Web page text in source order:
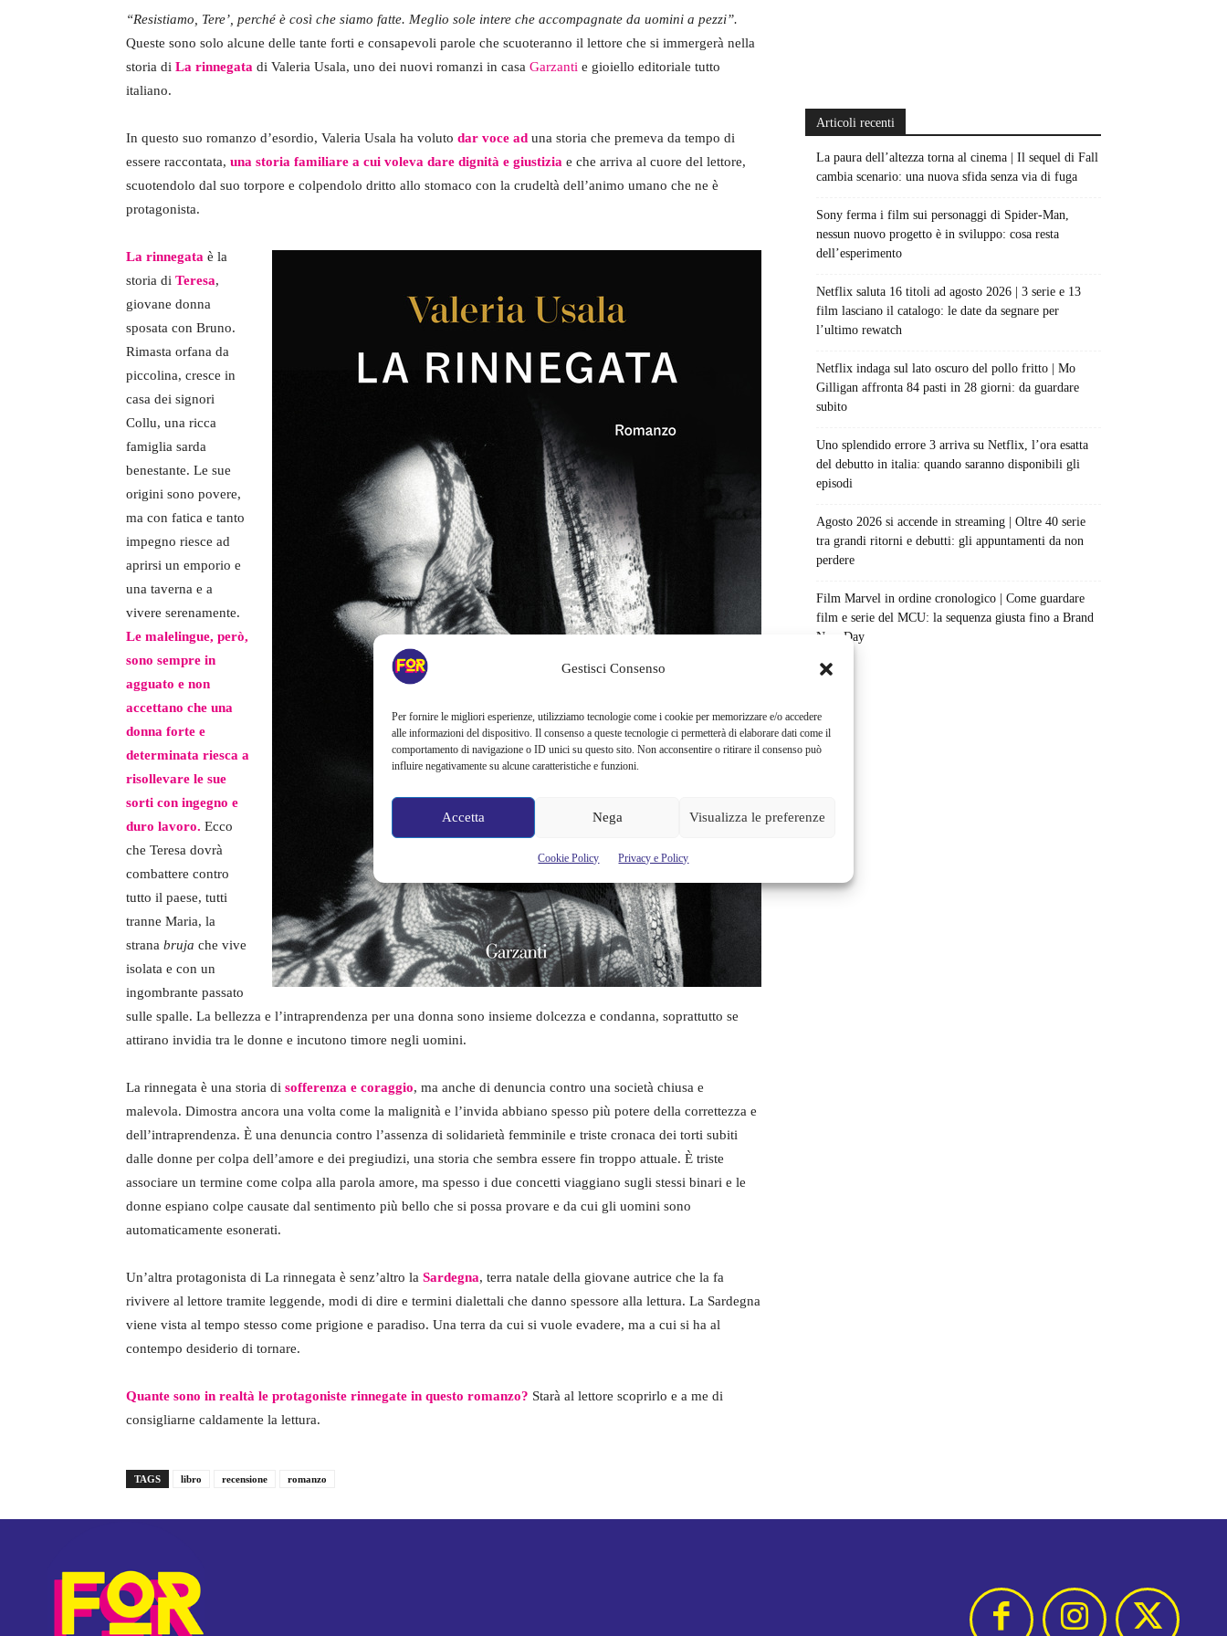
Gestisci Consenso
Per fornire le migliori esperienze, utilizziamo tecnologie come i cookie per memorizzare e/o accedere
alle informazioni del dispositivo. Il consenso a queste tecnologie ci permetterà di elaborare dati come il
comportamento di navigazione o ID unici su questo sito. Non acconsentire o ritirare il consenso può
influire negativamente su alcune caratteristiche e funzioni.
Accetta Nega Visualizza le preferenze
Cookie Policy Privacy e Policy
“Resistiamo, Tere’, perché è così che siamo fatte. Meglio sole intere che accompagnate da uomini a pezzi”.
Queste sono solo alcune delle tante forti e consapevoli parole che scuoteranno il lettore che si immergerà nella
storia di La rinnegata di Valeria Usala, uno dei nuovi romanzi in casa Garzanti e gioiello editoriale tutto
italiano.
In questo suo romanzo d’esordio, Valeria Usala ha voluto dar voce ad una storia che premeva da tempo di
essere raccontata, una storia familiare a cui voleva dare dignità e giustizia e che arriva al cuore del lettore,
scuotendolo dal suo torpore e colpendolo dritto allo stomaco con la crudeltà dell’animo umano che ne è
protagonista.
La rinnegata è la
storia di Teresa,
giovane donna
sposata con Bruno.
Rimasta orfana da
piccolina, cresce in
casa dei signori
Collu, una ricca
famiglia sarda
benestante. Le sue
origini sono povere,
ma con fatica e tanto
impegno riesce ad
aprirsi un emporio e
una taverna e a
vivere serenamente.
Le malelingue, però,
sono sempre in
agguato e non
accettano che una
donna forte e
determinata riesca a
risollevare le sue
sorti con ingegno e
duro lavoro. Ecco
che Teresa dovrà
combattere contro
tutto il paese, tutti
tranne Maria, la
strana bruja che vive
isolata e con un
ingombrante passato
sulle spalle. La bellezza e l’intraprendenza per una donna sono insieme dolcezza e condanna, soprattutto se
attirano invidia tra le donne e incutono timore negli uomini.
La rinnegata è una storia di sofferenza e coraggio, ma anche di denuncia contro una società chiusa e
malevola. Dimostra ancora una volta come la malignità e l’invida abbiano spesso più potere della correttezza e
dell’intraprendenza. È una denuncia contro l’assenza di solidarietà femminile e triste cronaca dei torti subiti
dalle donne per colpa dell’amore e dei pregiudizi, una storia che sembra essere fin troppo attuale. È triste
associare un termine come colpa alla parola amore, ma spesso i due concetti viaggiano sugli stessi binari e le
donne espiano colpe causate dal sentimento più bello che si possa provare e da cui gli uomini sono
automaticamente esonerati.
Un’altra protagonista di La rinnegata è senz’altro la Sardegna, terra natale della giovane autrice che la fa
rivivere al lettore tramite leggende, modi di dire e termini dialettali che danno spessore alla lettura. La Sardegna
viene vista al tempo stesso come prigione e paradiso. Una terra da cui si vuole evadere, ma a cui si ha al
contempo desiderio di tornare.
Quante sono in realtà le protagoniste rinnegate in questo romanzo? Starà al lettore scoprirlo e a me di
consigliarne caldamente la lettura.
TAGS libro recensione romanzo
Articoli recenti
La paura dell’altezza torna al cinema | Il sequel di Fall
cambia scenario: una nuova sfida senza via di fuga
Sony ferma i film sui personaggi di Spider-Man,
nessun nuovo progetto è in sviluppo: cosa resta
dell’esperimento
Netflix saluta 16 titoli ad agosto 2026 | 3 serie e 13
film lasciano il catalogo: le date da segnare per
l’ultimo rewatch
Netflix indaga sul lato oscuro del pollo fritto | Mo
Gilligan affronta 84 pasti in 28 giorni: da guardare
subito
Uno splendido errore 3 arriva su Netflix, l’ora esatta
del debutto in italia: quando saranno disponibili gli
episodi
Agosto 2026 si accende in streaming | Oltre 40 serie
tra grandi ritorni e debutti: gli appuntamenti da non
perdere
Film Marvel in ordine cronologico | Come guardare
film e serie del MCU: la sequenza giusta fino a Brand
New Day